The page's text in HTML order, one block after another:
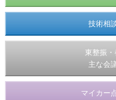
技術相
東整振
主な会
マイカー